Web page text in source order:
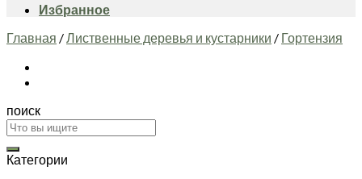
Избранное
Главная /Лиственные деревья и кустарники / Гортензия
поиск
Искать:
Категории